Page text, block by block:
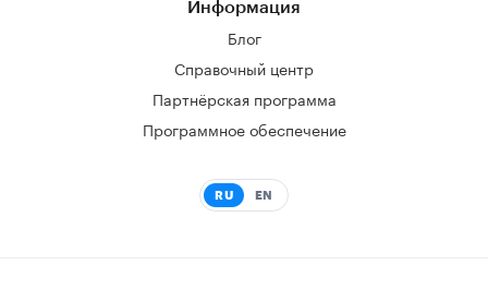
Информация
Блог
Справочный центр
Партнёрская программа
Программное обеспечение
RU EN